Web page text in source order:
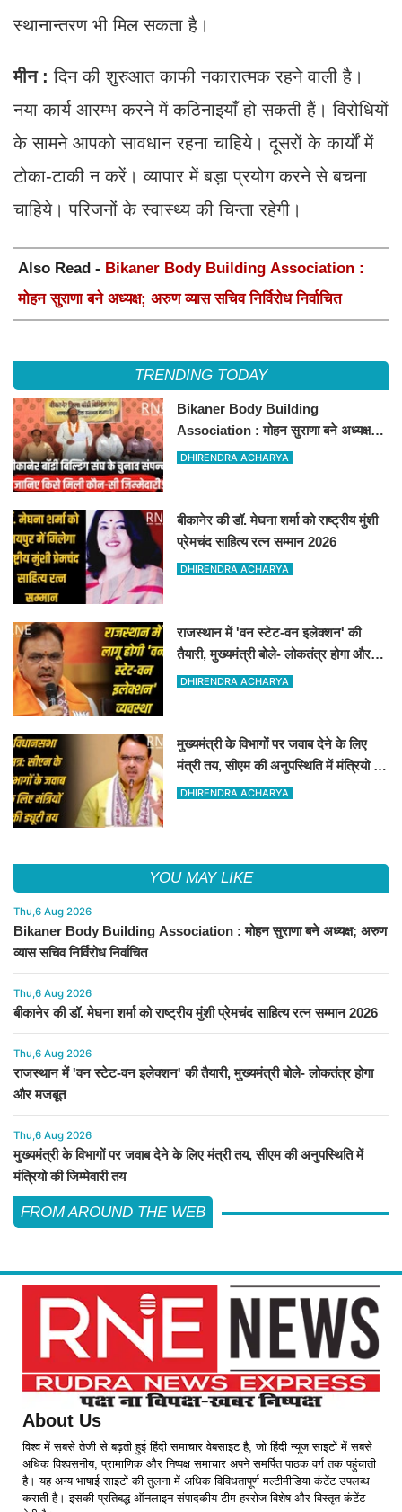
स्थानान्तरण भी मिल सकता है।
मीन :दिन की शुरुआत काफी नकारात्मक रहने वाली है।
नया कार्य आरम्भ करने में कठिनाइयाँ हो सकती हैं। विरोधियों
के सामने आपको सावधान रहना चाहिये। दूसरों के कार्यों में
टोका-टाकी न करें। व्यापार में बड़ा प्रयोग करने से बचना
चाहिये। परिजनों के स्वास्थ्य की चिन्ता रहेगी।
Also Read - Bikaner Body Building Association :
मोहन सुराणा बने अध्यक्ष; अरुण व्यास सचिव निर्विरोध निर्वाचित
TRENDING TODAY
Bikaner Body Building
Association : मोहन सुराणा बने अध्यक्ष;
अरुण व्यास सचिव निर्विरोध निर्वाचित
DHIRENDRA ACHARYA
बीकानेर की डॉ. मेघना शर्मा को राष्ट्रीय मुंशी
प्रेमचंद साहित्य रत्न सम्मान 2026
DHIRENDRA ACHARYA
राजस्थान में 'वन स्टेट-वन इलेक्शन' की
तैयारी, मुख्यमंत्री बोले- लोकतंत्र होगा और
मजबूत
DHIRENDRA ACHARYA
मुख्यमंत्री के विभागों पर जवाब देने के लिए
मंत्री तय, सीएम की अनुपस्थिति में मंत्रियो की
जिम्मेवारी तय
DHIRENDRA ACHARYA
YOU MAY LIKE
Thu,6 Aug 2026
Bikaner Body Building Association : मोहन सुराणा बने अध्यक्ष; अरुण
व्यास सचिव निर्विरोध निर्वाचित
Thu,6 Aug 2026
बीकानेर की डॉ. मेघना शर्मा को राष्ट्रीय मुंशी प्रेमचंद साहित्य रत्न सम्मान 2026
Thu,6 Aug 2026
राजस्थान में 'वन स्टेट-वन इलेक्शन' की तैयारी, मुख्यमंत्री बोले- लोकतंत्र होगा
और मजबूत
Thu,6 Aug 2026
मुख्यमंत्री के विभागों पर जवाब देने के लिए मंत्री तय, सीएम की अनुपस्थिति में
मंत्रियो की जिम्मेवारी तय
FROM AROUND THE WEB
About Us
विश्व में सबसे तेजी से बढ़ती हुई हिंदी समाचार वेबसाइट है, जो हिंदी न्यूज साइटों में सबसे
अधिक विश्वसनीय, प्रामाणिक और निष्पक्ष समाचार अपने समर्पित पाठक वर्ग तक पहुंचाती
है। यह अन्य भाषाई साइटों की तुलना में अधिक विविधतापूर्ण मल्टीमीडिया कंटेंट उपलब्ध
कराती है। इसकी प्रतिबद्ध ऑनलाइन संपादकीय टीम हररोज विशेष और विस्तृत कंटेंट